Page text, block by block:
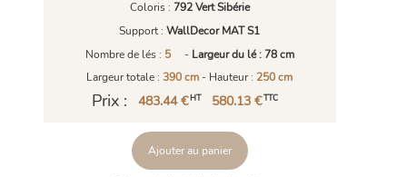
Coloris : 792 Vert Sibérie
Support :WallDecor MAT S1
Nombre de lés : 5 - Largeur du lé : 78 cm
Largeur totale :390 cm - Hauteur : 250 cm
Prix : 483.44 €HT 580.13 €TTC
Ajouter au panier